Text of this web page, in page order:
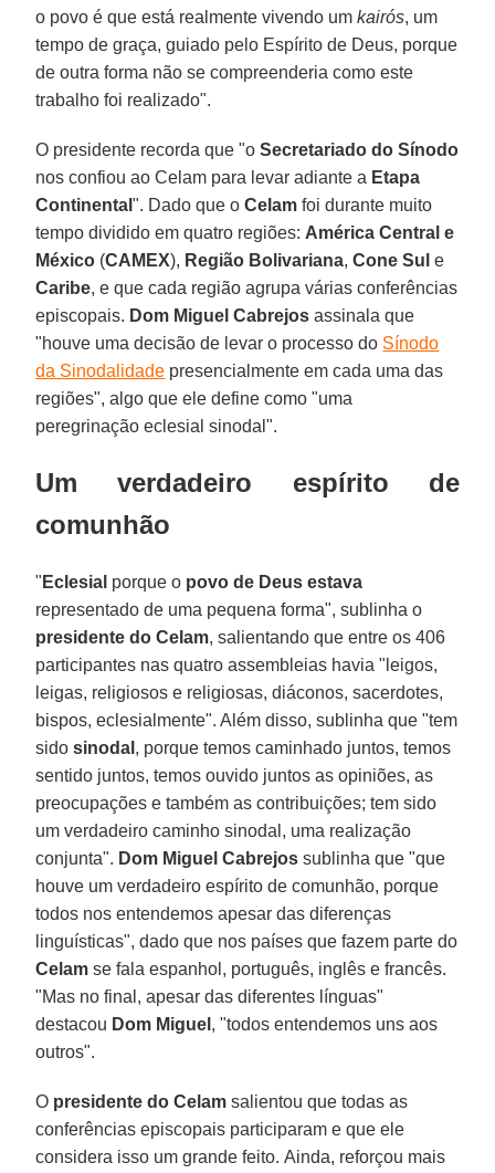
o povo é que está realmente vivendo umkairós, um
tempo de graça, guiado pelo Espírito de Deus, porque
de outra forma não se compreenderia como este
trabalho foi realizado".
O presidente recorda que "oSecretariado do Sínodo
nos confiou ao Celam para levar adiante a Etapa
Continental". Dado que oCelam foi durante muito
tempo dividido em quatro regiões: América Central e
México (CAMEX), Região Bolivariana,Cone Sul e
Caribe, e que cada região agrupa várias conferências
episcopais. Dom Miguel Cabrejos assinala que
"houve uma decisão de levar o processo do Sínodo
da Sinodalidade presencialmente em cada uma das
regiões", algo que ele define como "uma
peregrinação eclesial sinodal".
Um verdadeiro espírito de
comunhão
" Eclesial porque o povo de Deus estava
representado de uma pequena forma", sublinha o
presidente do Celam, salientando que entre os 406
participantes nas quatro assembleias havia "leigos,
leigas, religiosos e religiosas, diáconos, sacerdotes,
bispos, eclesialmente". Além disso, sublinha que "tem
sidosinodal , porque temos caminhado juntos, temos
sentido juntos, temos ouvido juntos as opiniões, as
preocupações e também as contribuições; tem sido
um verdadeiro caminho sinodal, uma realização
conjunta". Dom Miguel Cabrejos sublinha que "que
houve um verdadeiro espírito de comunhão, porque
todos nos entendemos apesar das diferenças
linguísticas", dado que nos países que fazem parte do
Celam se fala espanhol, português, inglês e francês.
"Mas no final, apesar das diferentes línguas"
destacou Dom Miguel , "todos entendemos uns aos
outros".
O presidente do Celam salientou que todas as
conferências episcopais participaram e que ele
considera isso um grande feito. Ainda, reforçou mais